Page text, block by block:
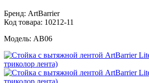
Бренд: ArtBarrier
Код товара: 10212-11
Модель: AB06